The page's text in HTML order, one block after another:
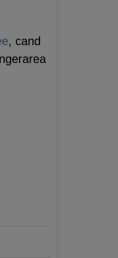
, cand